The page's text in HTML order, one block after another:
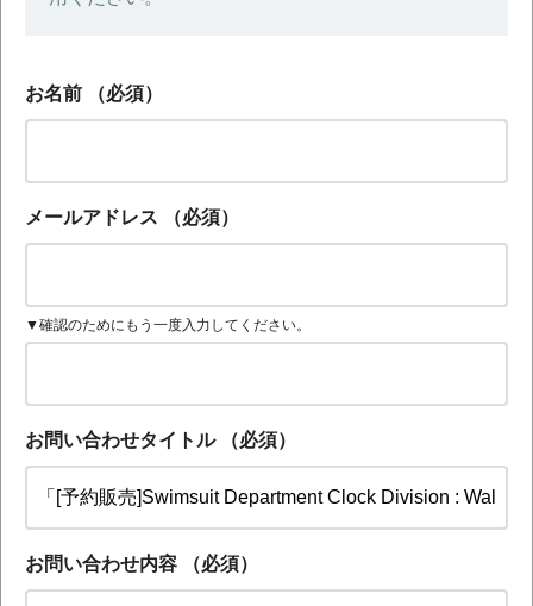
お名前 （必須）
メールアドレス （必須）
▼確認のためにもう一度入力してください。
お問い合わせタイトル （必須）
お問い合わせ内容 （必須）